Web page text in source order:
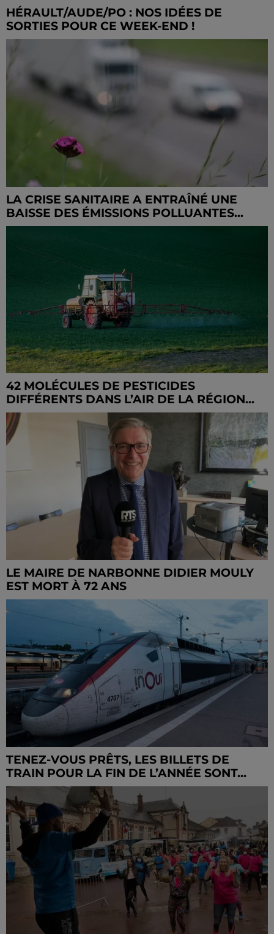
HÉRAULT/AUDE/PO : NOS IDÉES DE
SORTIES POUR CE WEEK-END !
LA CRISE SANITAIRE A ENTRAÎNÉ UNE
BAISSE DES ÉMISSIONS POLLUANTES...
42 MOLÉCULES DE PESTICIDES
DIFFÉRENTS DANS L’AIR DE LA RÉGION...
LE MAIRE DE NARBONNE DIDIER MOULY
EST MORT À 72 ANS
TENEZ-VOUS PRÊTS, LES BILLETS DE
TRAIN POUR LA FIN DE L’ANNÉE SONT...